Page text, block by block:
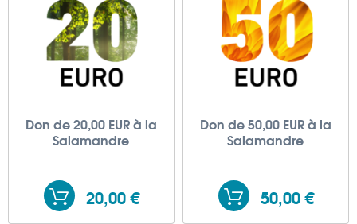
Don de 20,00 EUR à la
Salamandre
20,00 €
Don de 50,00 EUR à la
Salamandre
50,00 €